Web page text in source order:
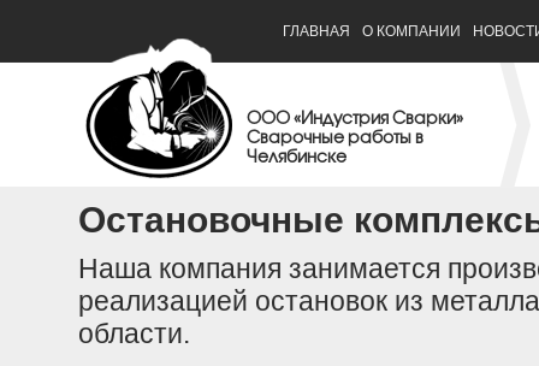
ГЛАВНАЯ О КОМПАНИИ
ООО «Индустрия Сварки»
Сварочные работы в
Челябинске
Остановочные
Наша компания занимается
реализацией остановок из
области.